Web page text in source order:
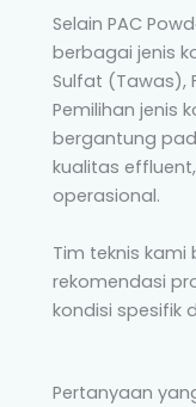
Selain PAC
berbagai jenis
Sulfat (Tawas),
Pemilihan jenis
bergantung
kualitas
operasional.
Tim teknis
rekomendasi
kondisi spesifik
Pertanyaan